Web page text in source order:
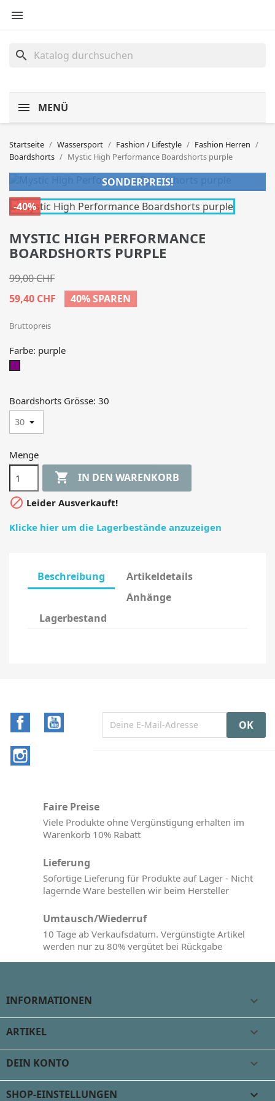

search
MENÜ
Startseite Wassersport Fashion / Lifestyle
Fashion Herren
Boardshorts
Mystic High Performance Boardshorts purple
SONDERPREIS!
-40%
MYSTIC HIGH PERFORMANCE
BOARDSHORTS PURPLE
99,00 CHF
59,40 CHF
40% SPAREN
Bruttopreis
Farbe: purple
Boardshorts Grösse: 30
Menge
 IN DEN WARENKORB
 Leider Ausverkauft!
Klicke hier um die Lagerbestände anzuzeigen
Beschreibung
Artikeldetails
Anhänge
Lagerbestand
Facebook
Faire Preise
Viele Produkte ohne Vergünstigung erhalten im
Warenkorb 10% Rabatt
Lieferung
Sofortige Lieferung für Produkte auf Lager - Nicht
lagernde Ware bestellen wir beim Hersteller
Umtausch/Wiederruf
10 Tage ab Verkaufsdatum. Vergünstigte Artikel
werden nur zu 80% vergütet bei Rückgabe
INFORMATIONEN 
ARTIKEL 
DEIN KONTO 
SHOP-EINSTELLUNGEN keyboard_arrow_down